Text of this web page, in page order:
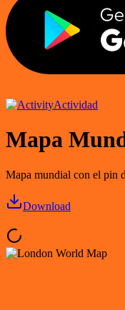
Actividad
Mapa
Mapa mundial con el pin
Download